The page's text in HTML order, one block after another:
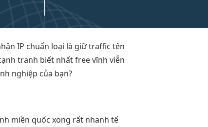
IP chuẩn loại là giữ traffic tên
tranh biết nhấtfree vĩnh viễn
nghiệp của bạn?
miền quốcxong rất nhanh tế